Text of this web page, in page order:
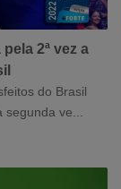
2ª vez a
do Brasil
ve...